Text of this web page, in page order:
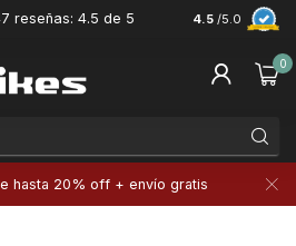
reseñas: 4.5 de 5 4.5 /5.0
0
hasta 20% off + envío gratis